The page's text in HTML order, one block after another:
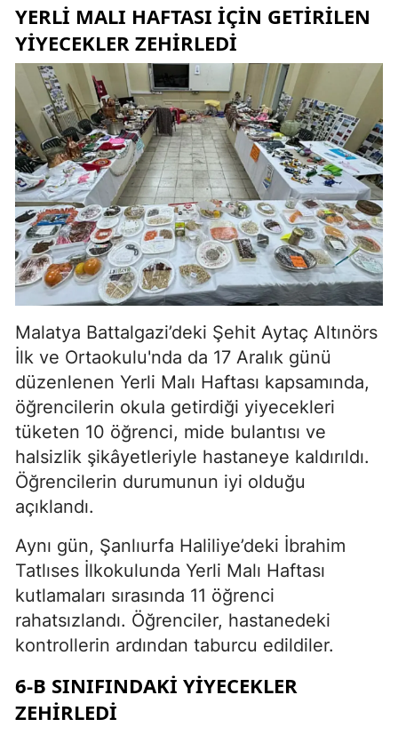
YERLI MALI HAFTASI IÇIN GETIRILEN
YIYECEKLER ZEHIRLEDI
Malatya Battalgazi’deki Şehit Aytaç Altınörs
İlk ve Ortaokulu'nda da 17 Aralık günü
düzenlenen Yerli Malı Haftası kapsamında,
öğrencilerin okula getirdiği yiyecekleri
tüketen 10 öğrenci, mide bulantısı ve
halsizlik şikâyetleriyle hastaneye kaldırıldı.
Öğrencilerin durumunun iyi olduğu
açıklandı.
Aynı gün, Şanlıurfa Haliliye’deki İbrahim
Tatlıses İlkokulunda Yerli Malı Haftası
kutlamaları sırasında 11 öğrenci
rahatsızlandı. Öğrenciler, hastanedeki
kontrollerin ardından taburcu edildiler.
6-B SINIFINDAKI YIYECEKLER
ZEHIRLEDI